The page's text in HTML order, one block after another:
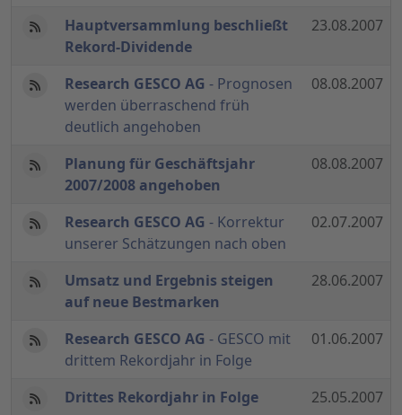
Hauptversammlung beschließt
Rekord-Dividende
23.08.2007
Research GESCO AG - Prognosen
werden überraschend früh
deutlich angehoben
08.08.2007
Planung für Geschäftsjahr
2007/2008 angehoben
08.08.2007
Research GESCO AG - Korrektur
unserer Schätzungen nach oben
02.07.2007
Umsatz und Ergebnis steigen
auf neue Bestmarken
28.06.2007
Research GESCO AG - GESCO mit
drittem Rekordjahr in Folge
01.06.2007
Drittes Rekordjahr in Folge 25.05.2007